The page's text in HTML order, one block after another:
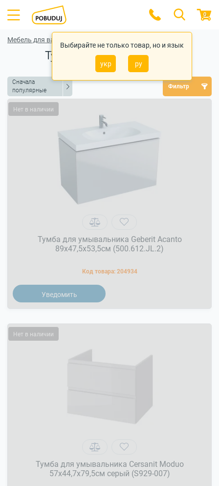
Выбирайте не только товар, но и язык
укр ру
0
Мебель для ванной комнаты
Тумбы под умывальник
Сначала
популярные
Фильтр
Нет в наличии
Тумба для умывальника Geberit Acanto
89x47,5x53,5см (500.612.JL.2)
Код товара: 204934
Уведомить
Нет в наличии
Тумба для умывальника Cersanit Moduo
57x44,7x79,5см серый (S929-007)